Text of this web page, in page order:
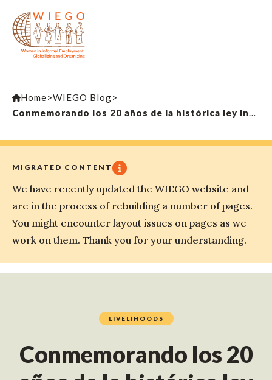
Home>WIEGO Blog>
Conmemorando los 20 años de la histórica ley internacional sobre las trabajadoras y los trabajadores a domicilio
MIGRATED CONTENT
We have recently updated the WIEGO website and
are in the process of rebuilding a number of pages.
You might encounter layout issues on pages as we
work on them. Thank you for your understanding.
LIVELIHOODS
Conmemorando los 20